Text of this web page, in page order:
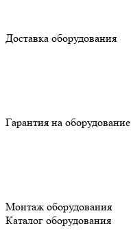
Доставка оборудования
Гарантия на оборудование
Монтаж оборудования
Каталог оборудования